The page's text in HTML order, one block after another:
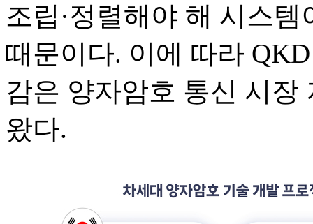
조립·정렬해야 해 시스
때문이다. 이에 따라
감은 양자암호 통신 시장
왔다.